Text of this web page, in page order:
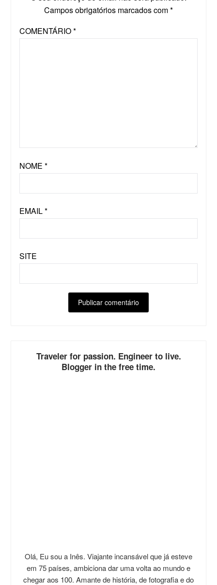
Campos obrigatórios marcados com*
COMENTÁRIO*
NOME *
EMAIL*
SITE
Traveler for passion. Engineer to live.
Blogger in the free time.
Olá, Eu sou a Inês. Viajante incansável que já esteve
em 75 países, ambiciona dar uma volta ao mundo e
chegar aos 100. Amante de história, de fotografia e do